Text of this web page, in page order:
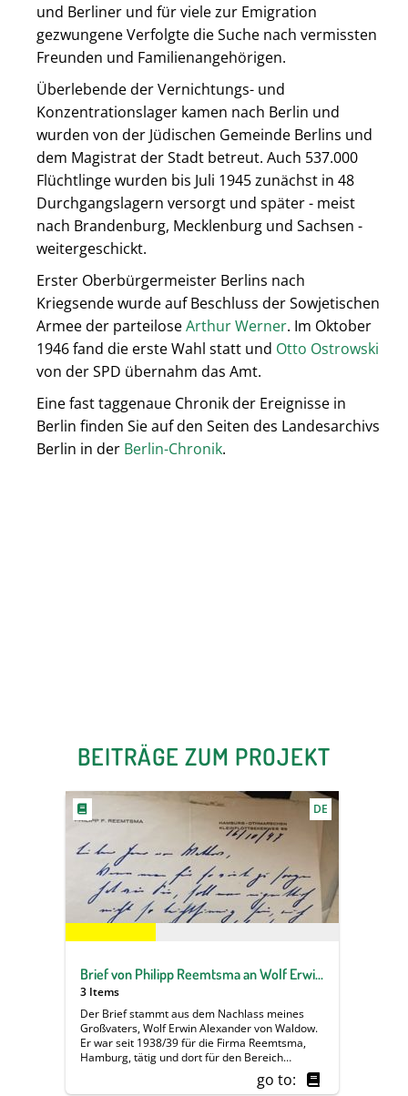
und Berliner und für viele zur Emigration
gezwungene Verfolgte die Suche nach vermissten
Freunden und Familienangehörigen.
Überlebende der Vernichtungs- und
Konzentrationslager kamen nach Berlin und
wurden von der Jüdischen Gemeinde Berlins und
dem Magistrat der Stadt betreut. Auch 537.000
Flüchtlinge wurden bis Juli 1945 zunächst in 48
Durchgangslagern versorgt und später - meist
nach Brandenburg, Mecklenburg und Sachsen -
weitergeschickt.
Erster Oberbürgermeister Berlins nach
Kriegsende wurde auf Beschluss der Sowjetischen
Armee der parteiloseArthur Werner. Im Oktober
1946 fand die erste Wahl statt und Otto Ostrowski
von der SPD übernahm das Amt.
Eine fast taggenaue Chronik der Ereignisse in
Berlin finden Sie auf den Seiten des Landesarchivs
Berlin in der Berlin-Chronik.
BEITRÄGE ZUM PROJEKT
DE
Brief von Philipp Reemtsma an Wolf Erwin Alexander von Waldow
3 Items
Der Brief stammt aus dem Nachlass meines
Großvaters, Wolf Erwin Alexander von Waldow.
Er war seit 1938/39 für die Firma Reemtsma,
Hamburg, tätig und dort für den Bereich
Orienttabake zuständig. Nach familiärer
Überlieferung bestand ein gutes Verhältnis zur
go to: